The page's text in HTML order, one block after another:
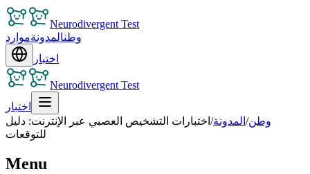
Neurodivergent Test
وطنالمدونةموارد
اختبار
Neurodivergent Test
اختبار
وطن/ المدونة/ اختبارات التشخيص العصبي عبر الإنترنت: دليل
للتوقعات
Menu